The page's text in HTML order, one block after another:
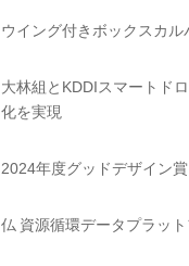
ウイング付きボックスカ
大林組とKDDIスマートド
化を実現
2024年度グッドデザイン
仏 資源循環データプラッ